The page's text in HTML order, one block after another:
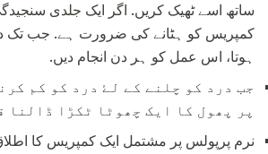
ساتھ اسے ٹھیک کریں. اگر ایک جلدی
کمپریس کو ہٹانے کی ضرورت ہے. جب تک
ہوتا، اس عمل کو ہر دن انجام دیں.
جب درد کو چلنے کے لۓ درد کو کم
پر پھول کا ایک چھوٹا ٹکڑا ڈالنا
نرم پرپولس پر مشتمل ایک کمپریس کا